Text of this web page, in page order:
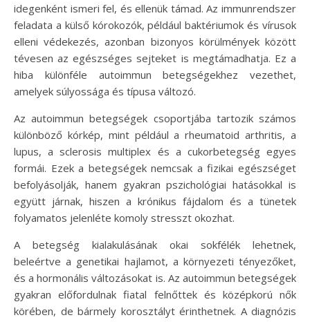
idegenként ismeri fel, és ellenük támad. Az immunrendszer
feladata a külső kórokozók, például baktériumok és vírusok
elleni védekezés, azonban bizonyos körülmények között
tévesen az egészséges sejteket is megtámadhatja. Ez a
hiba különféle autoimmun betegségekhez vezethet,
amelyek súlyossága és típusa változó.
Az autoimmun betegségek csoportjába tartozik számos
különböző kórkép, mint például a rheumatoid arthritis, a
lupus, a sclerosis multiplex és a cukorbetegség egyes
formái. Ezek a betegségek nemcsak a fizikai egészséget
befolyásolják, hanem gyakran pszichológiai hatásokkal is
együtt járnak, hiszen a krónikus fájdalom és a tünetek
folyamatos jelenléte komoly stresszt okozhat.
A betegség kialakulásának okai sokfélék lehetnek,
beleértve a genetikai hajlamot, a környezeti tényezőket,
és a hormonális változásokat is. Az autoimmun betegségek
gyakran előfordulnak fiatal felnőttek és középkorú nők
körében, de bármely korosztályt érinthetnek. A diagnózis